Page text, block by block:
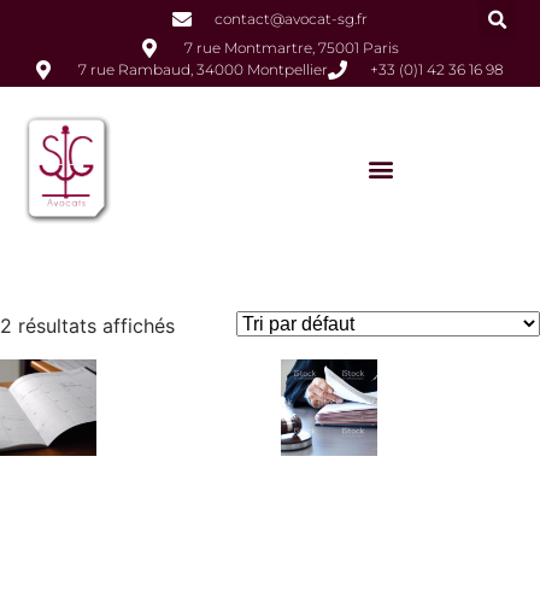
7 rue Montmartre, 75001 Paris
7 rue Rambaud, 34000 Montpellier
+33 (0)1 42 36 16 98
contact@avocat-sg.fr
2 résultats affichés